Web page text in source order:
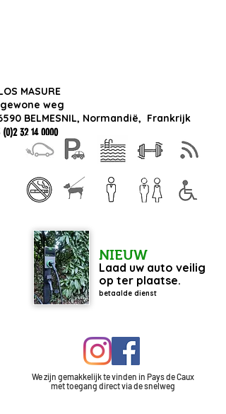
MASURE
weg
BELMESNIL, Normandië, Frankrijk
(0)2 32 14 0000
NIEUW
Laad uw auto veilig
op ter plaatse.
betaalde dienst
We zijn gemakkelijk te vinden in Pays de Caux
mettoegang direct via de snelweg